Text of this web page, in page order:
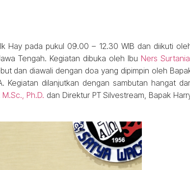
Hay pada pukul 09.00 – 12.30 WIB dan diikuti
Tengah. Kegiatan dibuka oleh Ibu Ners Surtania,
dan diawali dengan doa yang dipimpin oleh
Kegiatan dilanjutkan dengan sambutan hangat
M.Sc., Ph.D. dan Direktur PT Silvestream, Bapak